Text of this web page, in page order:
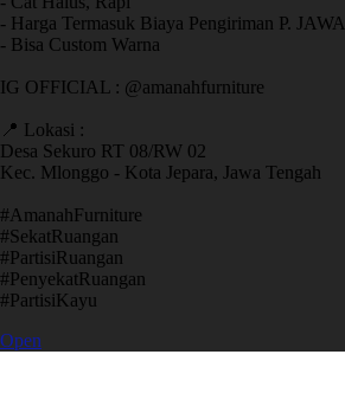
- Harga Termasuk Biaya Pengiriman P. JAWA
- Bisa Custom Warna
IG OFFICIAL : @amanahfurniture
📍 Lokasi :
Desa Sekuro RT 08/RW 02
Kec. Mlonggo - Kota Jepara, Jawa Tengah
​#AmanahFurniture
​#SekatRuangan
​#PartisiRuangan
​#PenyekatRuangan
​#PartisiKayu
Open